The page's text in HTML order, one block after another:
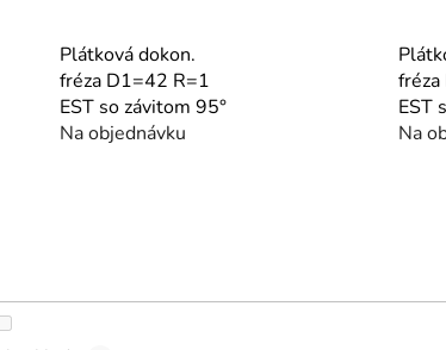
Plátková dokon.
fréza D1=42 R=1
EST so závitom 95°
Na objednávku
EST
Na